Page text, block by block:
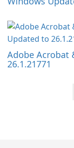
Adobe Acrobat
26.1.21771